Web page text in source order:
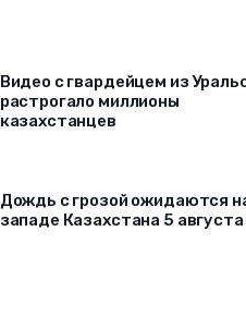
Видео с гвардейцем из
растрогало миллионы
казахстанцев
Дождь с грозой ожидаются
западе Казахстана 5 августа